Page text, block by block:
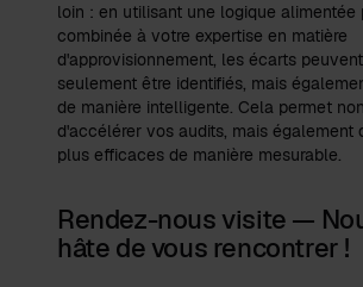
loin : en utilisant une logique alimentée
combinée à votre expertise en matière
d'approvisionnement, les écarts
seulement être identifiés, mais
de manière intelligente. Cela permet
d'accélérer vos audits, mais également
plus efficaces de manière mesurable.
Rendez-nous visite —
hâte de vous rencontrer !